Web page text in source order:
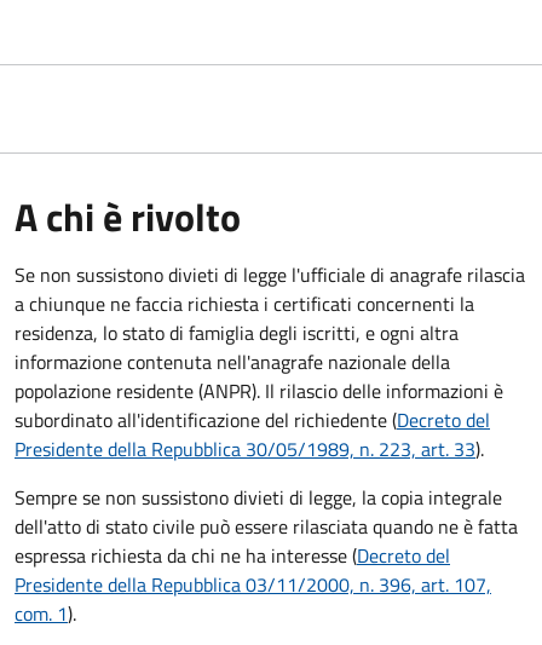
A chi è rivolto
Se non sussistono divieti di legge l'ufficiale di anagrafe rilascia
a chiunque ne faccia richiesta i certificati concernenti la
residenza, lo stato di famiglia degli iscritti, e ogni altra
informazione contenuta nell'anagrafe nazionale della
popolazione residente (ANPR). Il rilascio delle informazioni è
subordinato all'identificazione del richiedente (Decreto del
Presidente della Repubblica 30/05/1989, n. 223, art. 33).
Sempre se non sussistono divieti di legge, la copia integrale
dell'atto di stato civile può essere rilasciata quando ne è fatta
espressa richiesta da chi ne ha interesse (Decreto del
Presidente della Repubblica 03/11/2000, n. 396, art. 107,
com. 1).